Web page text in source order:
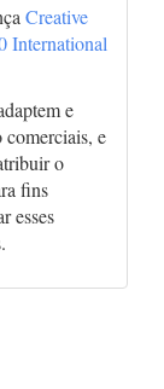
Creative
International
e
comerciais, e
o
fins
esses